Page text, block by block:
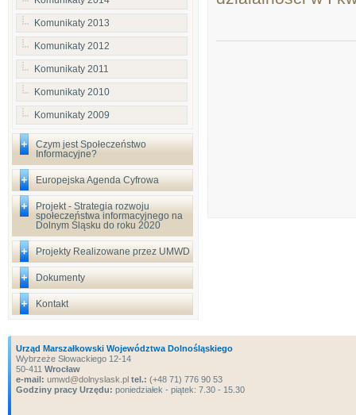
Komunikaty 2013
Komunikaty 2012
Komunikaty 2011
Komunikaty 2010
Komunikaty 2009
Czym jest Społeczeństwo
Informacyjne?
Europejska Agenda Cyfrowa
Projekt - Strategia rozwoju
społeczeństwa informacyjnego na
Dolnym Śląsku do roku 2020
Projekty Realizowane przez UMWD
Dokumenty
Kontakt
Urząd Marszałkowski Województwa Dolnośląskiego
Wybrzeże Słowackiego 12-14
50-411 Wrocław
e-mail: umwd@dolnyslask.pl tel.: (+48 71) 776 90 53
Godziny pracy Urzędu: poniedziałek - piątek: 7.30 - 15.30